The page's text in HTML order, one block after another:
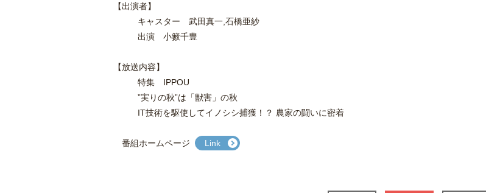
【出演者】
キャスター 武田真一,石橋亜紗
出演 小籔千豊
【放送内容】
特集 IPPOU
”実りの秋”は「獣害」の秋
IT技術を駆使してイノシシ捕獲！？ 農家の闘いに密着
番組ホームページ Link